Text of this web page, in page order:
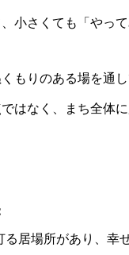
さくても「やって
もりのある場を通
はなく、まち全体
る居場所があり、幸